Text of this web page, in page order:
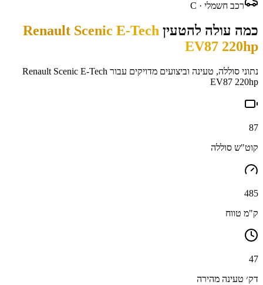
רכב חשמלי · C
כמה עולה להטעין Renault Scenic E-Tech
EV87 220hp
נתוני סוללה, טעינה וביצועים מדויקים עבור Renault Scenic E-Tech
EV87 220hp
87
קוט"ש סוללה
485
ק"מ טווח
47
דק׳ טעינה מהירה